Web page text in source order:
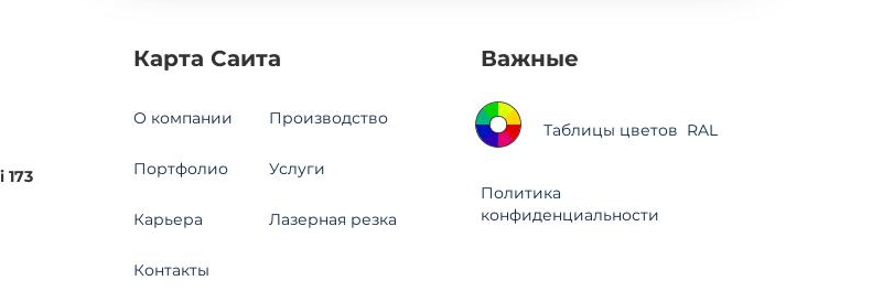
173
Карта Саита
О компании
Портфолио
Карьера
Контакты
Производство
Услуги
Лазерная резка
Важные
Таблицы цветов RAL
Политика
конфиденциальности